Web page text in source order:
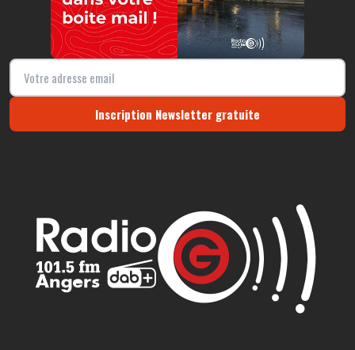
Inscription Newsletter gratuite